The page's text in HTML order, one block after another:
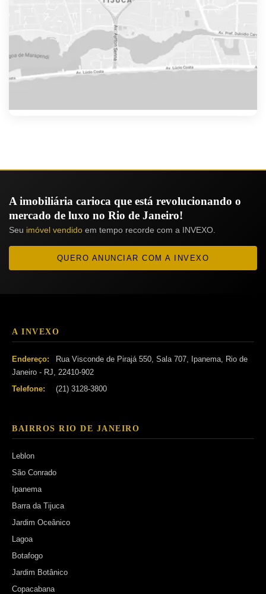
A imobiliária carioca que está revolucionando o
mercado de luxo no Rio de Janeiro!
Seu imóvel vendido em tempo recorde com a INVEXO.
QUERO ANUNCIAR COM A INVEXO
A INVEXO
Endereço:
Rua Visconde de Pirajá 550, Sala 707, Ipanema, Rio de
Janeiro - RJ, 22410-902
Telefone:
(21) 3128-3800
BAIRROS RIO DE JANEIRO
Leblon
São Conrado
Ipanema
Barra da Tijuca
Jardim Oceânico
Lagoa
Botafogo
Jardim Botânico
Copacabana